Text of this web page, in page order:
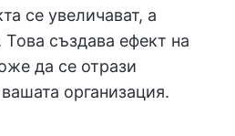
се увеличават, а
Това създава ефект на
да се отрази
организация.